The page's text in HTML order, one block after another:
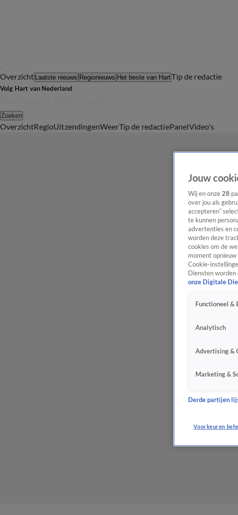
Overzicht Laatste nieuws Regionieuws Het beste van HartTip de redactie
Volg Hart van Nederland
Zoeken
OverzichtRegioUitzendingenWeerTip de redactiePanelVideo's
Jouw
Wij en onze 28
over jou als
accepteren”
te kunnen
advertenties en
worden deze
cookies om de
moment
Cookie-
Diensten worden
onze Digitale
Functioneel &
Analytisch
Advertising &
Marketing &
Derde partijen
Voorkeuren